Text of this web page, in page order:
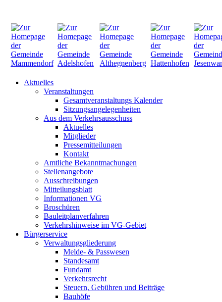
Aktuelles
Veranstaltungen
Gesamtveranstaltungs Kalender
Sitzungsangelegenheiten
Aus dem Verkehrsausschuss
Aktuelles
Mitglieder
Pressemitteilungen
Kontakt
Amtliche Bekanntmachungen
Stellenangebote
Ausschreibungen
Mitteilungsblatt
Informationen VG
Broschüren
Bauleitplanverfahren
Verkehrshinweise im VG-Gebiet
Bürgerservice
Verwaltungsgliederung
Melde- & Passwesen
Standesamt
Fundamt
Verkehrsrecht
Steuern, Gebühren und Beiträge
Bauhöfe